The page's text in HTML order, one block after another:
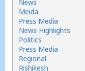
News
Meida
Press Media
News Highlights
Politics
Press Media
Regional
Rishikesh